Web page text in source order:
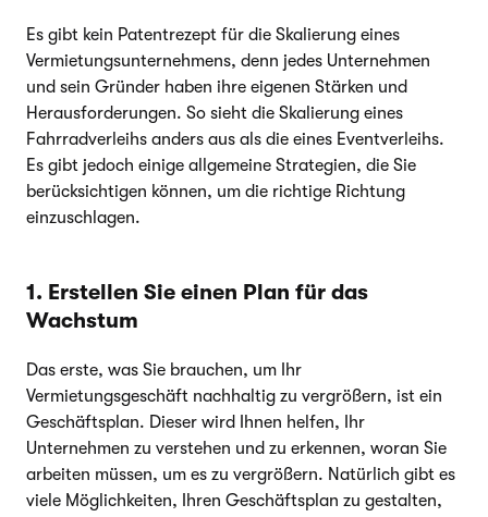
Es gibt kein Patentrezept für die Skalierung eines
Vermietungsunternehmens, denn jedes Unternehmen
und sein Gründer haben ihre eigenen Stärken und
Herausforderungen. So sieht die Skalierung eines
Fahrradverleihs anders aus als die eines Eventverleihs.
Es gibt jedoch einige allgemeine Strategien, die Sie
berücksichtigen können, um die richtige Richtung
einzuschlagen.
1. Erstellen Sie einen Plan für das
Wachstum
Das erste, was Sie brauchen, um Ihr
Vermietungsgeschäft nachhaltig zu vergrößern, ist ein
Geschäftsplan. Dieser wird Ihnen helfen, Ihr
Unternehmen zu verstehen und zu erkennen, woran Sie
arbeiten müssen, um es zu vergrößern. Natürlich gibt es
viele Möglichkeiten, Ihren Geschäftsplan zu gestalten,